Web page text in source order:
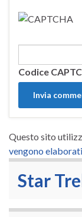
Codice
Questo sito
vengono
Star